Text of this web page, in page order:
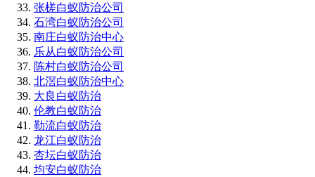
张槎白蚁防治公司
石湾白蚁防治公司
南庄白蚁防治中心
乐从白蚁防治公司
陈村白蚁防治公司
北滘白蚁防治中心
大良白蚁防治
伦教白蚁防治
勒流白蚁防治
龙江白蚁防治
杏坛白蚁防治
均安白蚁防治